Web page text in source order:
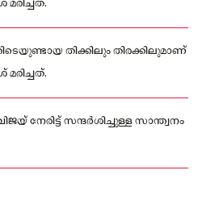
തിക്കിലും തിരക്കിലുമാണ്
നേരിട്ട് സന്ദർശിച്ചുള്ള സാന്ത്വനം